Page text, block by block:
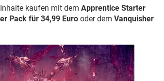
kaufen mit dem Apprentice Starter
Pack für 34,99 Euro oder dem Vanquisher